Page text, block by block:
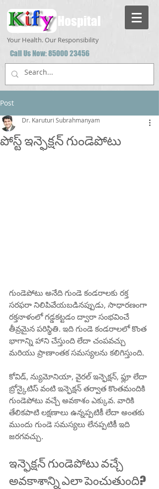
Hospital
Your Health. Our Responsibility
Call Us Now:85000 23456
Post
పోస్ట్ ఇన్ఫెక్షన్ గుండెపోటు
Dr. Karuturi Subrahmanyam
గుండెపోటు అనేది గుండె కండరాలకు రక్త
సరఫరా నిలిపివేయబడినప్పుడు, సాధారణంగా
రక్తనాళంలో గడ్డకట్టడం ద్వారా సంభవించే
తీవ్రమైన పరిస్థితి. ఇది గుండె కండరాలలో కొంత
భాగాన్ని హాని చేస్తుంది లేదా చంపవచ్చు
మరియు ప్రాణాంతక సమస్యలను కలిగిస్తుంది.
కోవిడ్, న్యుమోనియా, వైరల్ ఇన్ఫెక్షన్, ఫ్లూ లేదా
బ్రోన్కైటిస్ వంటి ఇన్ఫెక్షన్ తర్వాత కొంతమందికి
గుండెపోటు వచ్చే అవకాశం ఎక్కువ. వారికి
తేలికపాటి లక్షణాలు ఉన్నప్పటికీ లేదా అంతకు
ముందు గుండె సమస్యలు లేనప్పటికీ ఇది
జరగవచ్చు.
ఇన్ఫెక్షన్ గుండెపోటు వచ్చే
అవకాశాన్ని ఎలా పెంచుతుంది?